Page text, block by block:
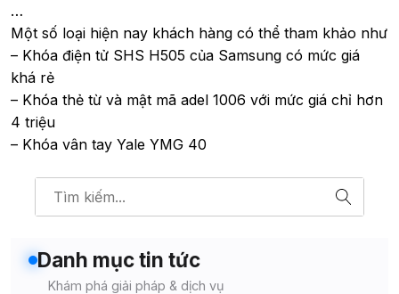
…
Một số loại hiện nay khách hàng có thể tham khảo như
– Khóa điện tử SHS H505 của Samsung có mức giá
khá rẻ
– Khóa thẻ từ và mật mã adel 1006 với mức giá chỉ hơn
4 triệu
– Khóa vân tay Yale YMG 40
Danh mục tin tức
Khám phá giải pháp & dịch vụ